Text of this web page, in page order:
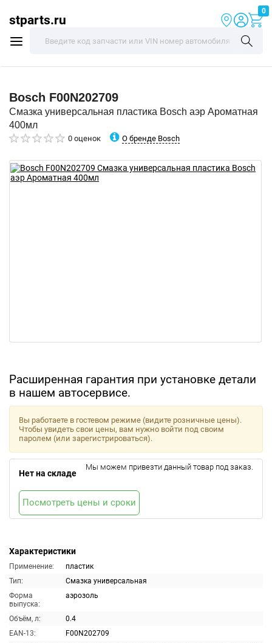
stparts.ru
0
Bosch F00N202709
Смазка универсальная пластика Bosch аэр Ароматная
400мл
0 оценок О бренде Bosch
Расширенная гарантия при установке детали
в нашем автосервисе.
Характеристики
Применение:
пластик
Тип:
Смазка универсальная
Форма
выпуска:
аэрозоль
Объём, л:
0.4
EAN-13:
F00N202709
Вы работаете в гостевом режиме (видите розничные цены).
Чтобы увидеть свои цены, вам нужно войти под своим
паролем (или зарегистрироваться).
Нет на складе
Мы можем привезти данный товар под заказ.
Посмотреть цены и сроки